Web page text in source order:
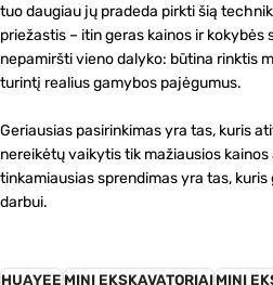
tuo daugiau jų pradeda pirkti šią
priežastis – itin geras kainos ir kokybės
nepamiršti vieno dalyko: būtina rinktis
turintį realius gamybos pajėgumus.
Geriausias pasirinkimas yra tas, kuris
nereikėtų vaikytis tik mažiausios kainos
tinkamiausias sprendimas yra tas,
darbui.
HUAYEEMINI EKSKAVATORIAIMINI